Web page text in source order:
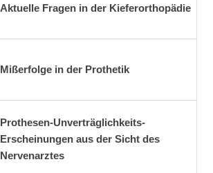
Aktuelle Fragen in der Kieferorthopädie
Mißerfolge in der Prothetik
Prothesen-Unverträglichkeits-
Erscheinungen aus der Sicht des
Nervenarztes